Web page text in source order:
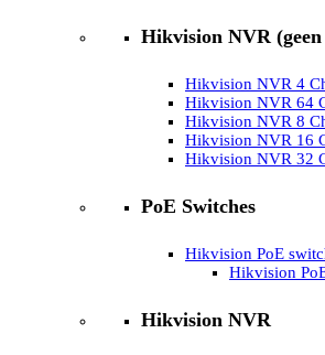
Hikvision NVR (geen
Hikvision NVR 4
Hikvision NVR 64
Hikvision NVR 8
Hikvision NVR 16
Hikvision NVR 32
PoE Switches
Hikvision PoE
Hikvision
Hikvision NVR